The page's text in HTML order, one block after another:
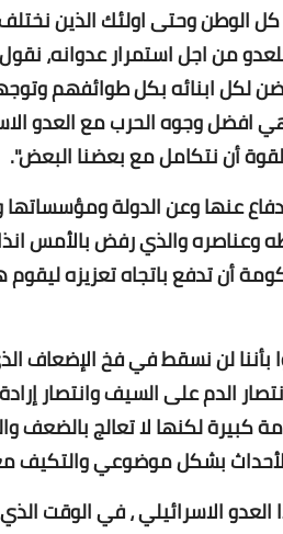
الوطن وحتى اولئك الذين
من اجل استمرار عدوانه،
لكل ابنائه بكل طوائفهم
افضل وجوه الحرب مع العدو
أن نتكامل مع بعضنا البعض".
عنها وعن الدولة
وعناصره والذي رفض بالأمس
أن تدفع باتجاه تعزيزه
بأننا لن نسقط في فخ الإضعاف
الدم على السيف وانتصار
كبيرة لكنها لا تعالج بالضعف
الأحداث بشكل موضوعي والتكيف
العدو الاسرائيلي ، في الوقت